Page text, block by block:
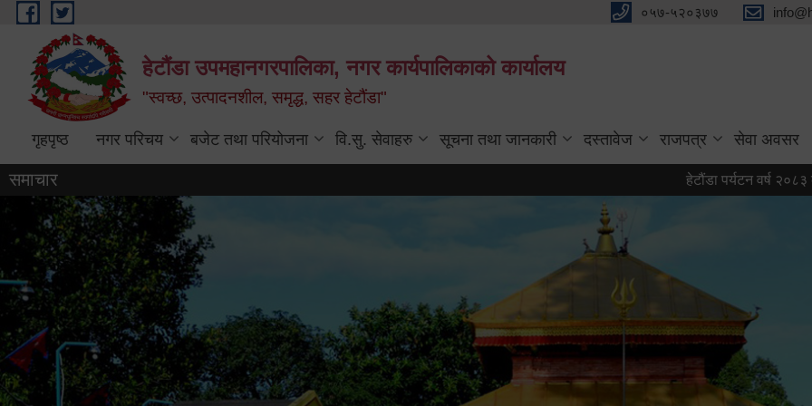
Skip to main content ०५७-५२०३७७
हेटौंडा उपमहानगरपालिका, नगर कार्यपालिकाको कार्यालय
"स्वच्छ, उत्पादनशील, समृद्ध, सहर हेटौंडा"
गृहपृष्ठ नगर परिचय बजेट तथा परियोजना वि.सु. सेवाहरु सूचना तथा जानकारी दस्तावेज राजपत्र सेवा अवसर
समाचार हेटौंडा पर्यटन वर्ष २०८३ को